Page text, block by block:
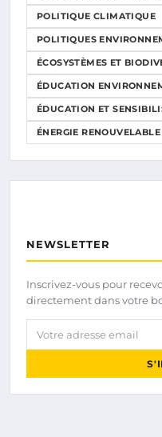
POLITIQUE CLIMATIQUE
POLITIQUES
ÉCOSYSTÈMES ET
ÉDUCATION
ÉDUCATION ET
ÉNERGIE RENOUVELABLE
NEWSLETTER
Inscrivez-vous pour
directement dans votre
Votre adresse email